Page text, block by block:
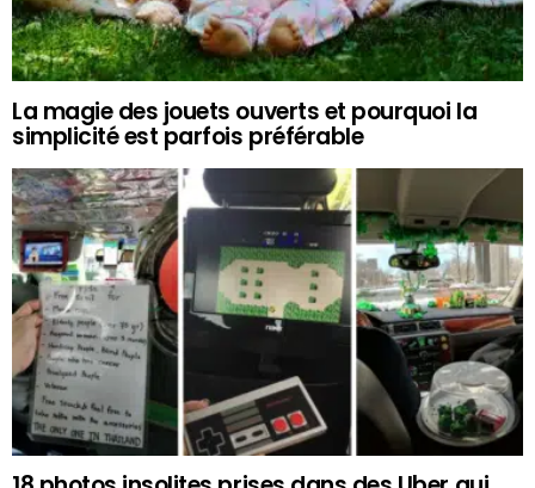
La magie des jouets ouverts et pourquoi la
simplicité est parfois préférable